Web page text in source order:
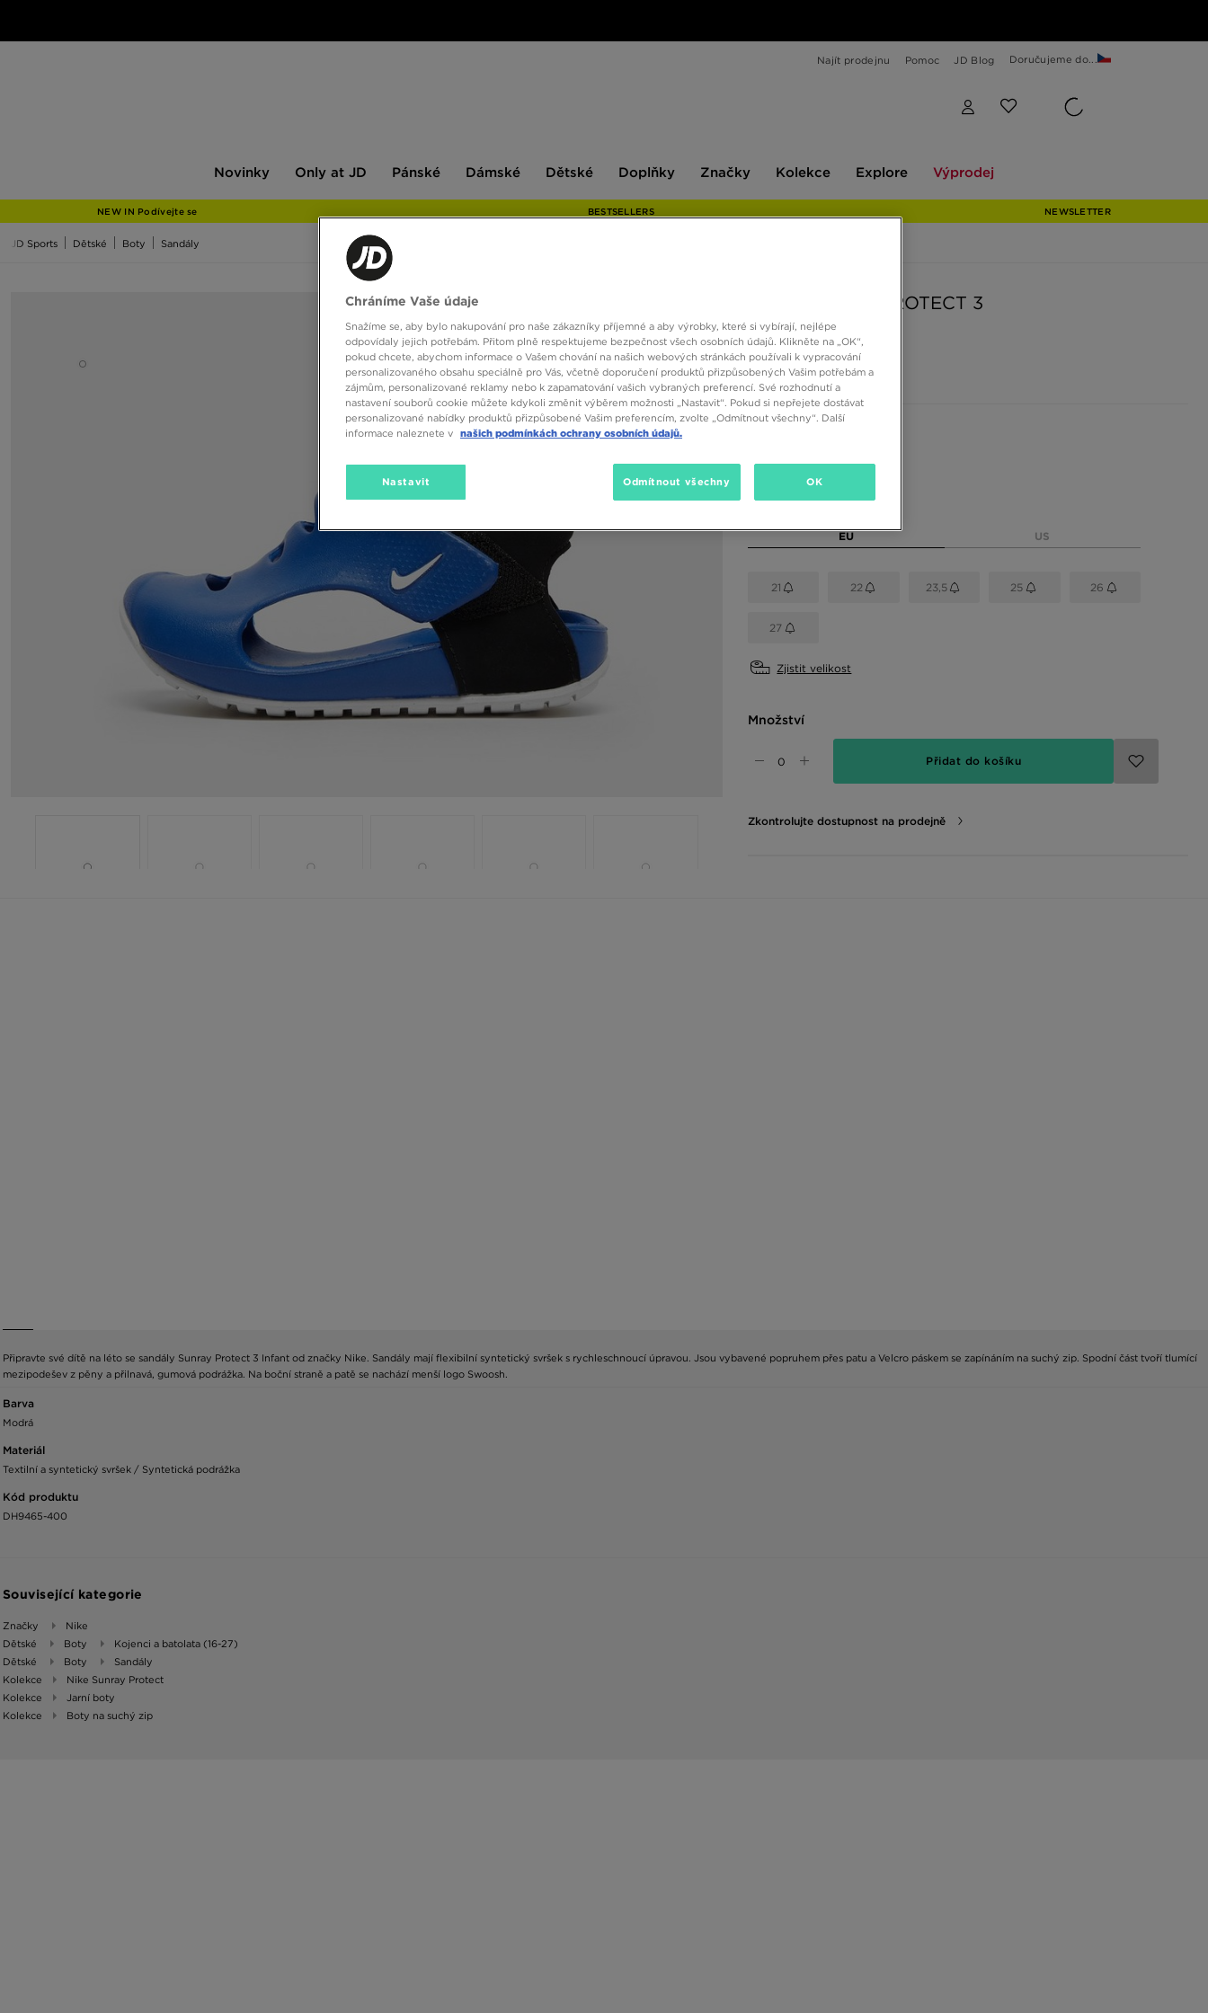
Najít prodejnu Pomoc JD Blog Doručujeme do...
Novinky
JD
Only at JD Pánské Dámské Dětské Doplňky Značky Kolekce Explore Výprodej
NEW IN Podívejte se BESTSELLERS NEWSLETTER
JD Sports Dětské Boty Sandály
NIKE SUNRAY PROTECT 3
290 Kč
Vyberte velikost
EU US
21 22 23,5 25 26
27
Zjistit velikost
Množství
Přidat do košíku
Zkontrolujte dostupnost na prodejně
Připravte své dítě na léto se sandály Sunray Protect 3 Infant od značky Nike. Sandály mají flexibilní syntetický svršek s rychleschnoucí úpravou. Jsou vybavené popruhem přes patu a Velcro páskem se zapínáním na suchý zip. Spodní část tvoří tlumící
mezipodešev z pěny a přilnavá, gumová podrážka. Na boční straně a patě se nachází menší logo Swoosh.
Barva
Modrá
Materiál
Textilní a syntetický svršek / Syntetická podrážka
Kód produktu
DH9465-400
Související kategorie
Značky
Nike
Dětské
Boty
Kojenci a batolata (16-27)
Dětské
Boty
Sandály
Kolekce
Nike Sunray Protect
Kolekce
Jarní boty
Kolekce
Boty na suchý zip
Chráníme Vaše údaje
Snažíme se, aby bylo nakupování pro naše zákazníky příjemné a aby výrobky, které si vybírají, nejlépe
odpovídaly jejich potřebám. Přitom plně respektujeme bezpečnost všech osobních údajů. Klikněte na „OK“,
pokud chcete, abychom informace o Vašem chování na našich webových stránkách používali k vypracování
personalizovaného obsahu speciálně pro Vás, včetně doporučení produktů přizpůsobených Vašim potřebám a
zájmům, personalizované reklamy nebo k zapamatování vašich vybraných preferencí. Své rozhodnutí a
nastavení souborů cookie můžete kdykoli změnit výběrem možnosti „Nastavit“. Pokud si nepřejete dostávat
personalizované nabídky produktů přizpůsobené Vašim preferencím, zvolte „Odmítnout všechny“. Další
informace naleznete v našich podmínkách ochrany osobních údajů.
Nastavit Odmítnout všechny OK